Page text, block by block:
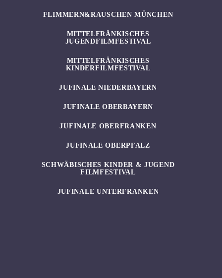
FLIMMERN&RAUSCHEN MÜNCHEN
MITTELFRÄNKISCHES
JUGENDFILMFESTIVAL
MITTELFRÄNKISCHES
KINDERFILMFESTIVAL
JUFINALE NIEDERBAYERN
JUFINALE OBERBAYERN
JUFINALE OBERFRANKEN
JUFINALE OBERPFALZ
SCHWÄBISCHES KINDER & JUGEND
FILMFESTIVAL
JUFINALE UNTERFRANKEN